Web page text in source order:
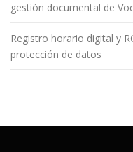
N
gestión documental de
Registro horario digital y
protección de datos